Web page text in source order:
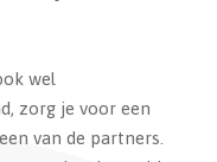
wel
zorg je voor een
van de partners.